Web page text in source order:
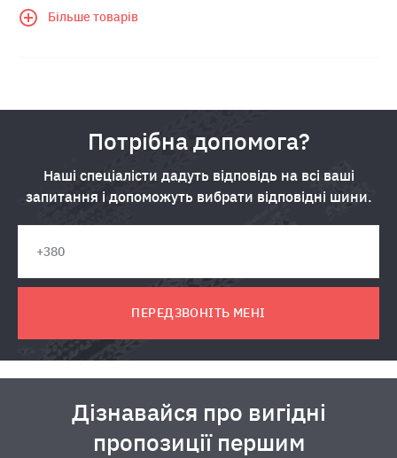
Більше товарів
Потрібна допомога?
Наші спеціалісти дадуть відповідь на всі ваші
запитання і допоможуть вибрати відповідні шини.
ПЕРЕДЗВОНІТЬ МЕНІ
Дізнавайся про вигідні
пропозиції першим